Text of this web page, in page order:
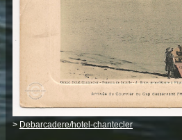
> Debarcadere/hotel-chantecler